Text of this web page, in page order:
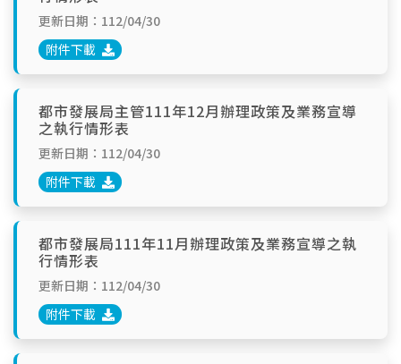
更新日期：112/04/30
附件下載
都市發展局主管111年12月辦理政策及業務宣導
之執行情形表
更新日期：112/04/30
附件下載
都市發展局111年11月辦理政策及業務宣導之執
行情形表
更新日期：112/04/30
附件下載